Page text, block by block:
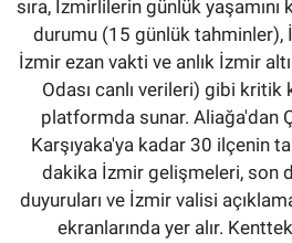
sıra, İzmirlilerin günlük
durumu (15 günlük tahminler),
İzmir ezan vakti ve anlık İzmir
Odası canlı verileri) gibi
platformda sunar. Aliağa'dan
Karşıyaka'ya kadar 30 ilçenin
dakika İzmir gelişmeleri, son
duyuruları ve İzmir valisi
ekranlarında yer alır.